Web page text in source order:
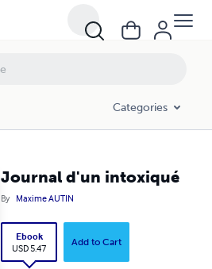
Categories
Journal d'un intoxiqué
By Maxime AUTIN
Ebook
USD 5.47
Add to Cart